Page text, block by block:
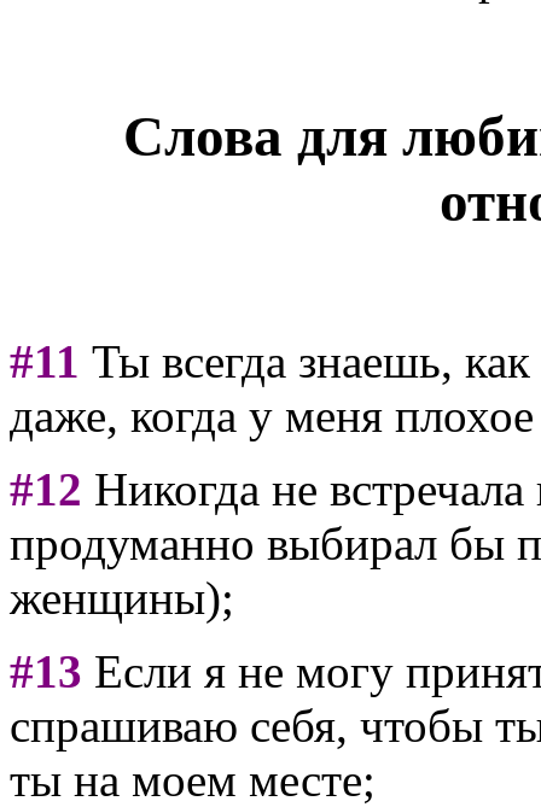
Слова для
#11 Ты всегда знаешь,
даже, когда у меня
#12 Никогда не
продуманно выбирал бы
женщины);
#13 Если я не могу
спрашиваю себя, чтобы
ты на моем месте;